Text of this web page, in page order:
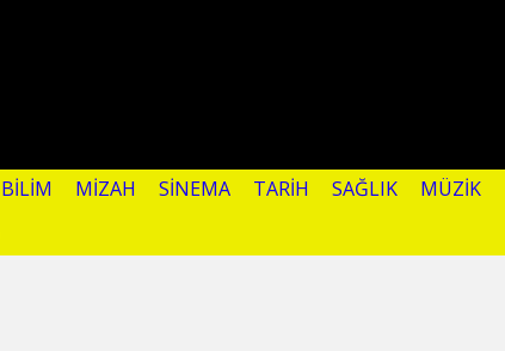
BILIM MIZAH SINEMA TARIH SAĞLIK MÜZIK